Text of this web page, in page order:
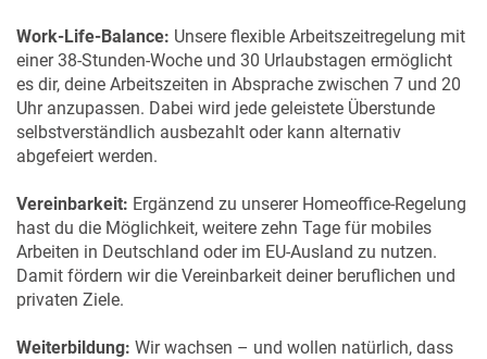
Work-Life-Balance: Unsere flexible Arbeitszeitregelung mit
einer 38-Stunden-Woche und 30 Urlaubstagen ermöglicht
es dir, deine Arbeitszeiten in Absprache zwischen 7 und 20
Uhr anzupassen. Dabei wird jede geleistete Überstunde
selbstverständlich ausbezahlt oder kann alternativ
abgefeiert werden.
Vereinbarkeit: Ergänzend zu unserer Homeoffice-Regelung
hast du die Möglichkeit, weitere zehn Tage für mobiles
Arbeiten in Deutschland oder im EU-Ausland zu nutzen.
Damit fördern wir die Vereinbarkeit deiner beruflichen und
privaten Ziele.
Weiterbildung: Wir wachsen – und wollen natürlich, dass